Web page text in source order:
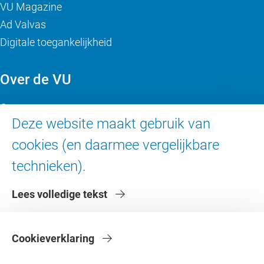
Deze website maakt gebruik van
cookies (en daarmee vergelijkbare
technieken).
Lees volledige tekst
Cookieverklaring
VU Magazine
Ad Valvas
Digitale toegankelijkheid
Over de VU
Contact en route
Werken bij de VU
Faculteiten
Diensten